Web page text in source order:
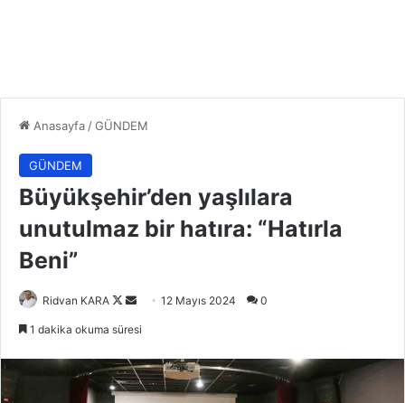
Anasayfa /GÜNDEM
GÜNDEM
Büyükşehir’den yaşlılara
unutulmaz bir hatıra: “Hatırla
Beni”
Ridvan KARA
Follow
Bir
göndermek
12 Mayıs 2024 0
1 dakika okuma süresi